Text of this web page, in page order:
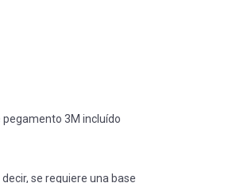
pegamento 3M incluído
se requiere una base